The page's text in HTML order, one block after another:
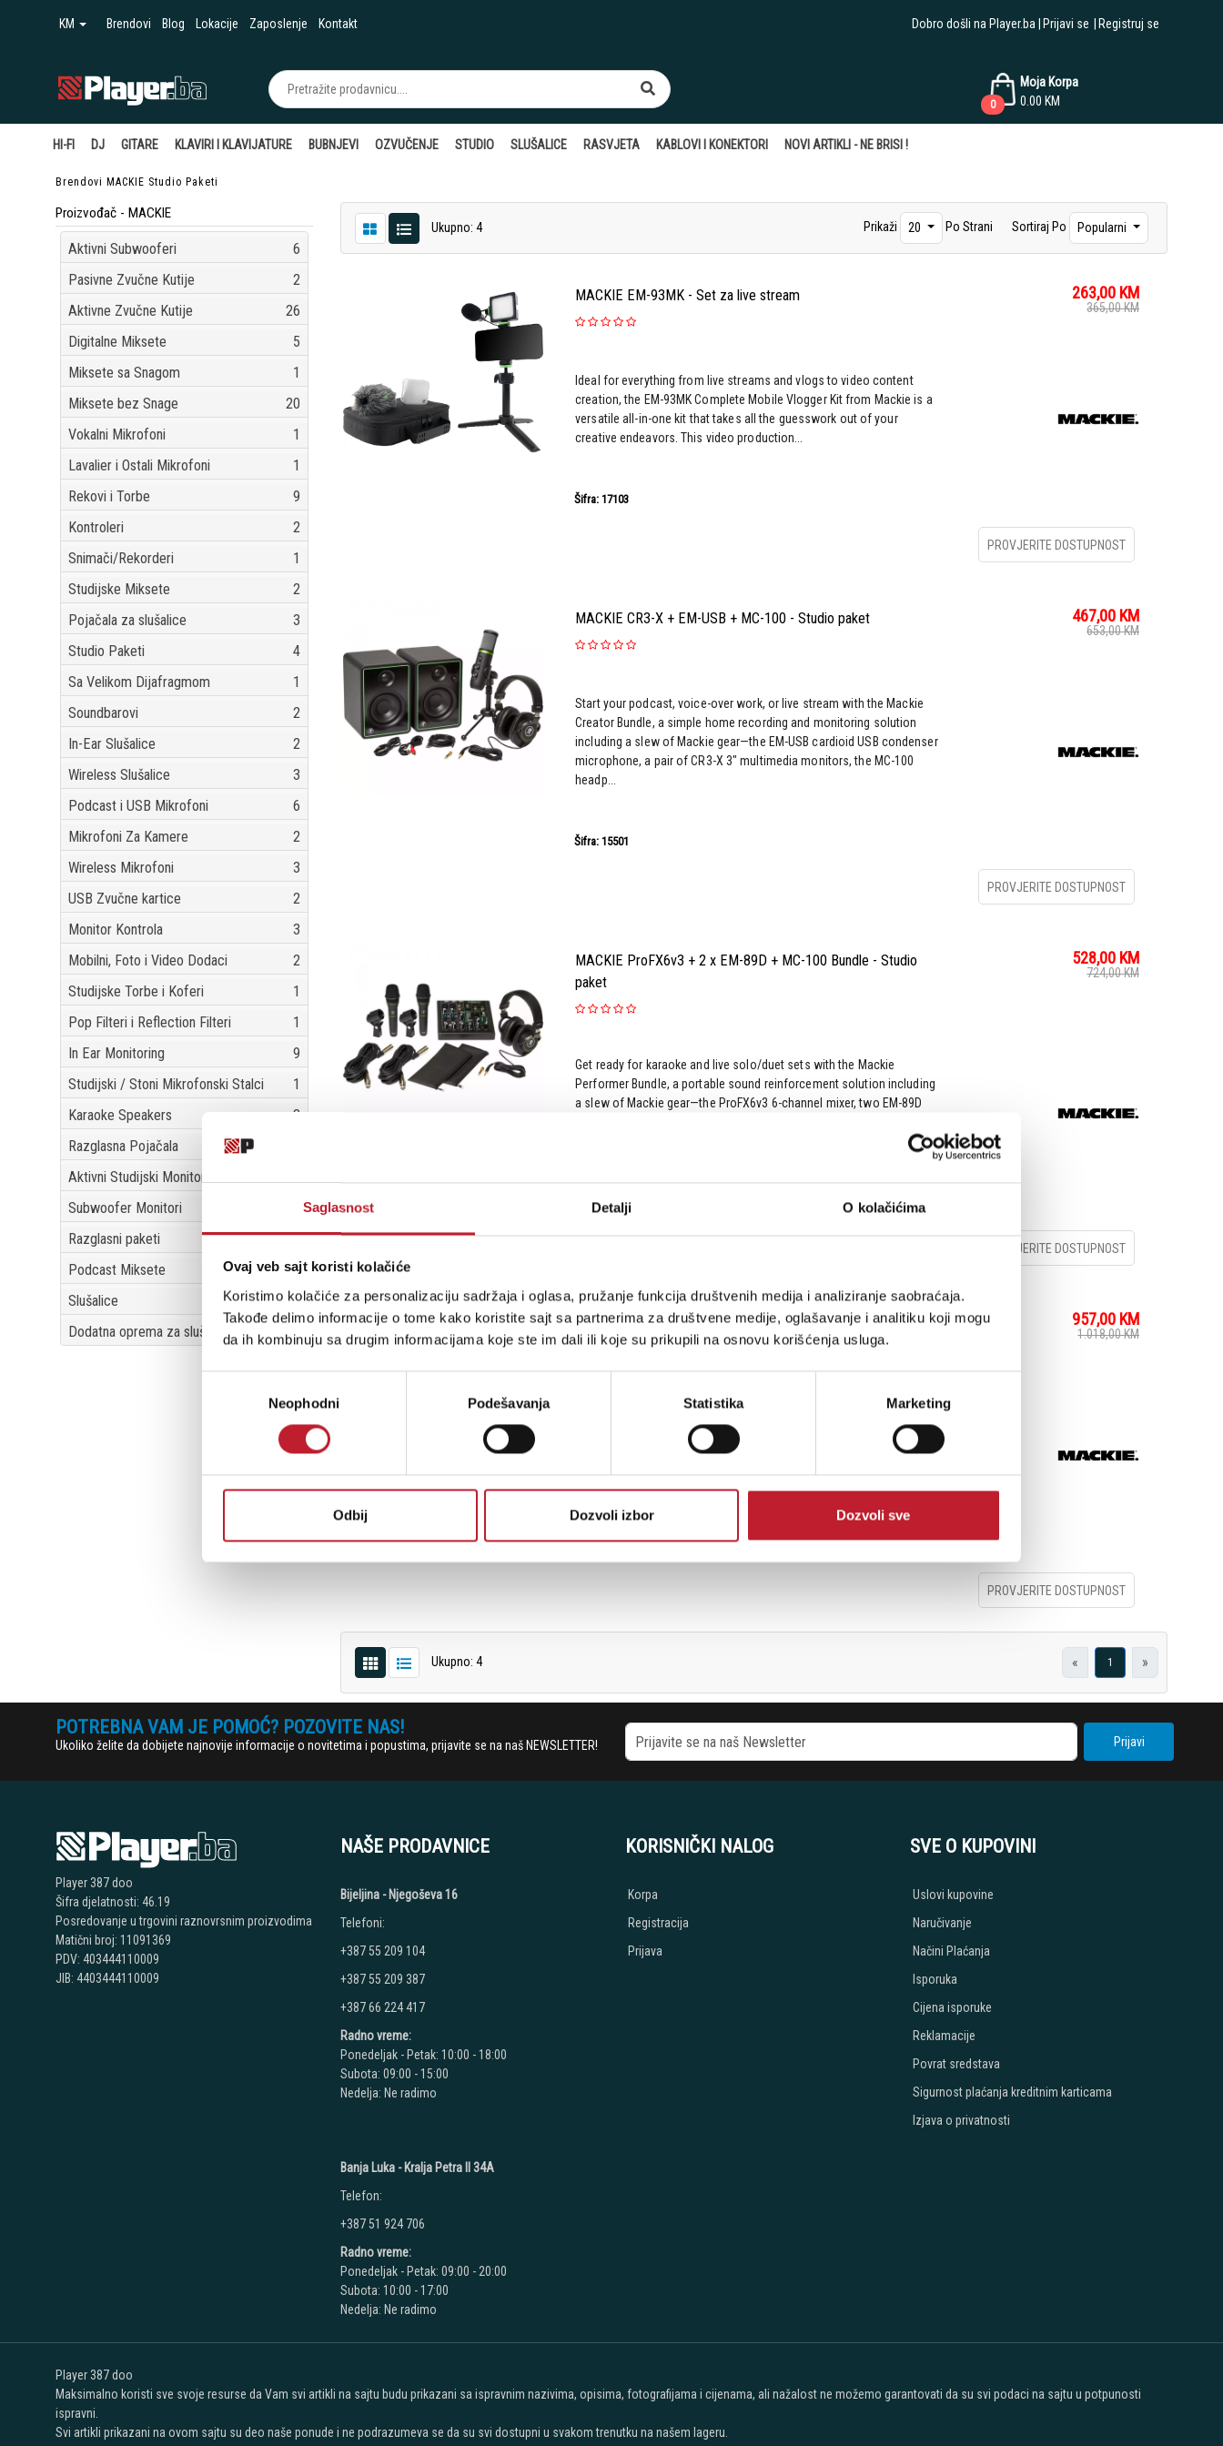
Saglasnost Detalji O kolačićima
Ovaj veb sajt koristi kolačiće
Koristimo kolačiće za personalizaciju sadržaja i oglasa, pružanje funkcija društvenih medija i analiziranje saobraćaja.
Takođe delimo informacije o tome kako koristite sajt sa partnerima za društvene medije, oglašavanje i analitiku koji mogu
da ih kombinuju sa drugim informacijama koje ste im dali ili koje su prikupili na osnovu korišćenja usluga.
сагласностиNeophodni Podešavanja Statistika Marketing
Odbij Dozvoli izbor Dozvoli sve
KM Brendovi Blog Lokacije Zaposlenje Kontakt Dobro došli na Player.ba Prijavi se Registruj se
Moja Korpa
0.00 KM
0
HI-FI DJ GITARE KLAVIRI I KLAVIJATURE BUBNJEVI OZVUČENJE STUDIO SLUŠALICE RASVJETA KABLOVI I KONEKTORI NOVI ARTIKLI - NE BRISI !
Brendovi MACKIE Studio Paketi
Proizvođač - MACKIE
Aktivni Subwooferi
6
Pasivne Zvučne Kutije
2
Aktivne Zvučne Kutije
26
Digitalne Miksete
5
Miksete sa Snagom
1
Miksete bez Snage
20
Vokalni Mikrofoni
1
Lavalier i Ostali Mikrofoni
1
Rekovi i Torbe
9
Kontroleri
2
Snimači/Rekorderi
1
Studijske Miksete
2
Pojačala za slušalice
3
Studio Paketi
4
Sa Velikom Dijafragmom
1
Soundbarovi
2
In-Ear Slušalice
2
Wireless Slušalice
3
Podcast i USB Mikrofoni
6
Mikrofoni Za Kamere
2
Wireless Mikrofoni
3
USB Zvučne kartice
2
Monitor Kontrola
3
Mobilni, Foto i Video Dodaci
2
Studijske Torbe i Koferi
1
Pop Filteri i Reflection Filteri
1
In Ear Monitoring
9
Studijski / Stoni Mikrofonski Stalci
1
Karaoke Speakers
3
Razglasna Pojačala
Aktivni Studijski Monitori
Subwoofer Monitori
Razglasni paketi
4
Podcast Miksete
6
Slušalice
5
Dodatna oprema za slušalice
1
Ukupno: 4 Prikaži 20 Po Strani Sortiraj Po Popularni
MACKIE EM-93MK - Set za live stream 263,00 KM
365,00KM
Ideal for everything from live streams and vlogs to video content
creation, the EM-93MK Complete Mobile Vlogger Kit from Mackie is a
versatile all-in-one kit that takes all the guesswork out of your
creative endeavors. This video production...
Šifra: 17103
PROVJERITE DOSTUPNOST
MACKIE CR3-X + EM-USB + MC-100 - Studio paket 467,00 KM
653,00KM
Start your podcast, voice-over work, or live stream with the Mackie
Creator Bundle, a simple home recording and monitoring solution
including a slew of Mackie gear—the EM-USB cardioid USB condenser
microphone, a pair of CR3-X 3" multimedia monitors, the MC-100
headp...
Šifra: 15501
PROVJERITE DOSTUPNOST
MACKIE ProFX6v3 + 2 x EM-89D + MC-100 Bundle - Studio
paket
528,00 KM
724,00KM
Get ready for karaoke and live solo/duet sets with the Mackie
Performer Bundle, a portable sound reinforcement solution including
a slew of Mackie gear—the ProFX6v3 6-channel mixer, two EM-89D
Šifra: 15503
PROVJERITE DOSTUPNOST
MACKIE CR3-X Studio Bundle - Studio paket 957,00 KM
1.018,00KM
Deck out your home studio with the Mackie Studio Bundle, a flexible
2-channel recording and monitoring solution including the CR3-X 3"
multimedia monitors, the MC-100 headphones, the Big Knob Studio
Šifra: 16036
PROVJERITE DOSTUPNOST
Ukupno: 4 « 1 »
POTREBNA VAM JE POMOĆ? POZOVITE NAS!
Ukoliko želite da dobijete najnovije informacije o novitetima i popustima, prijavite se na naš NEWSLETTER! Prijavi
Player 387 doo
Šifra djelatnosti: 46.19
Posredovanje u trgovini raznovrsnim proizvodima
Matični broj: 11091369
PDV: 403444110009
JIB: 4403444110009
NAŠE PRODAVNICE
Bijeljina - Njegoševa 16
Telefoni:
+387 55 209 104
+387 55 209 387
+387 66 224 417
Radno vreme:
Ponedeljak - Petak: 10:00 - 18:00
Subota: 09:00 - 15:00
Nedelja: Ne radimo
Banja Luka - Kralja Petra II 34A
Telefon:
+387 51 924 706
Radno vreme:
Ponedeljak - Petak: 09:00 - 20:00
Subota: 10:00 - 17:00
Nedelja: Ne radimo
KORISNIČKI NALOG
Korpa
Registracija
Prijava
SVE O KUPOVINI
Uslovi kupovine
Naručivanje
Načini Plaćanja
Isporuka
Cijena isporuke
Reklamacije
Povrat sredstava
Sigurnost plaćanja kreditnim karticama
Izjava o privatnosti
Player 387 doo
Maksimalno koristi sve svoje resurse da Vam svi artikli na sajtu budu prikazani sa ispravnim nazivima, opisima, fotografijama i cijenama, ali nažalost ne možemo garantovati da su svi podaci na sajtu u potpunosti
ispravni.
Svi artikli prikazani na ovom sajtu su deo naše ponude i ne podrazumeva se da su svi dostupni u svakom trenutku na našem lageru.